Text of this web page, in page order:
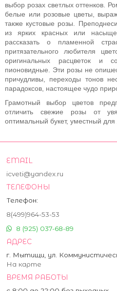
выбор розах светлых оттенков.
белые или розовые цветы,
также кустовые розы.
из ярких красных или
рассказать о пламенной
притязательного любителя
оригинальных расцветок и
пионовидные. Эти розы не
причудливы, переходы тонов
парадоксов, настоящее чудо
Грамотный выбор цветов
отличить свежие розы от
оптимальный букет, уместный для
EMAIL
icveti@yandex.ru
ТЕЛЕФОНЫ
Телефон:
8(499)964-53-53
8 (925) 037-68-89
АДРЕС
г. Мытищи, ул.
На карте
ВРЕМЯ РАБОТЫ